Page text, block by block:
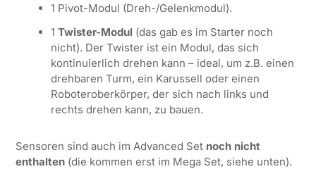
1 Pivot-Modul (Dreh-/Gelenkmodul).
1 Twister-Modul (das gab es im Starter noch
nicht). Der Twister ist ein Modul, das sich
kontinuierlich drehen kann – ideal, um z.B. einen
drehbaren Turm, ein Karussell oder einen
Roboteroberkörper, der sich nach links und
rechts drehen kann, zu bauen.
Sensoren sind auch im Advanced Set noch nicht
enthalten(die kommen erst im Mega Set, siehe unten).